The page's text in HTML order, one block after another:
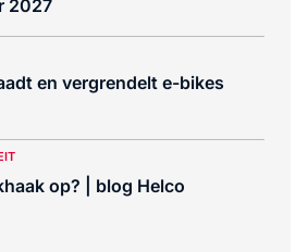
2027
en vergrendelt e-bikes
op? | blog Helco